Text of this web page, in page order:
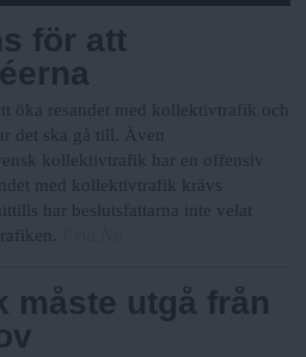
för att
öka resandet med kollektivtrafik och
det ska gå till. Även
kollektivtrafik har en offensiv
med kollektivtrafik krävs
har beslutsfattarna inte velat
måste utgå från